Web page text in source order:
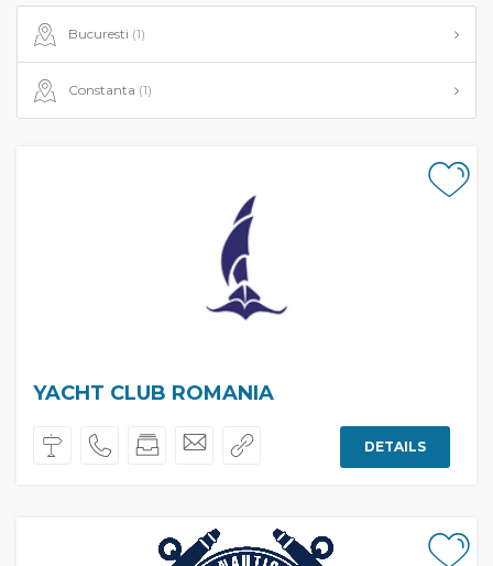
Bucuresti (1)
Constanta (1)
YACHT CLUB ROMANIA
DETAILS